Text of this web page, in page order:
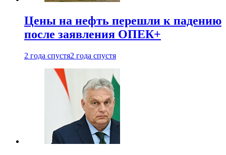
Цены на нефть перешли к падению
после заявления ОПЕК+
2 года спустя2 года спустя